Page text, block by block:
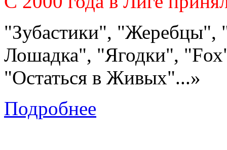
"Зубастики", "Жеребцы",
Лошадка", "Ягодки",
"Остаться в Живых"...»
Подробнее